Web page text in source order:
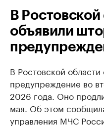
В
объявили
В Ростовской
предупреждение во
2026 года. Оно
мая. Об этом
управления МЧС